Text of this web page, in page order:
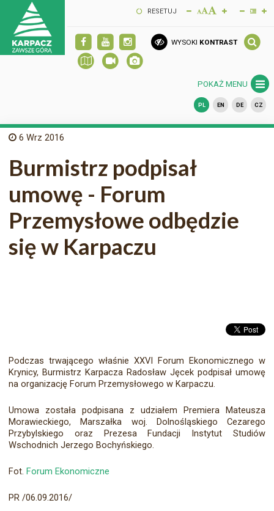
RESETUJ
WYSOKI KONTRAST
POKAŻ MENU
PL EN DE CZ
6 Wrz 2016
Burmistrz podpisał
umowę - Forum
Przemysłowe odbędzie
się w Karpaczu
Podczas trwającego właśnie XXVI Forum Ekonomicznego w
Krynicy, Burmistrz Karpacza Radosław Jęcek podpisał umowę
na organizację Forum Przemysłowego w Karpaczu.
Umowa została podpisana z udziałem Premiera Mateusza
Morawieckiego, Marszałka woj. Dolnośląskiego Cezarego
Przybylskiego oraz Prezesa Fundacji Instytut Studiów
Wschodnich Jerzego Bochyńskiego.
Fot. Forum Ekonomiczne
PR /06.09.2016/